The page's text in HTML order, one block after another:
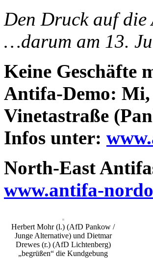
Den Druck auf
…darum am 13.
Keine Geschäfte
Antifa-Demo: Mi,
Vinetastraße
Infos unter:
North-East
www.antifa-
Herbert Mohr (l.) (AfD Pankow /
Junge Alternative) und Dietmar
Drewes (r.) (AfD Lichtenberg)
„begrüßen“ die Kundgebung